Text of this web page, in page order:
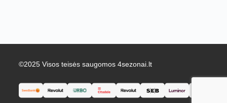
©2025 Visos teisės saugomos 4sezonai.lt